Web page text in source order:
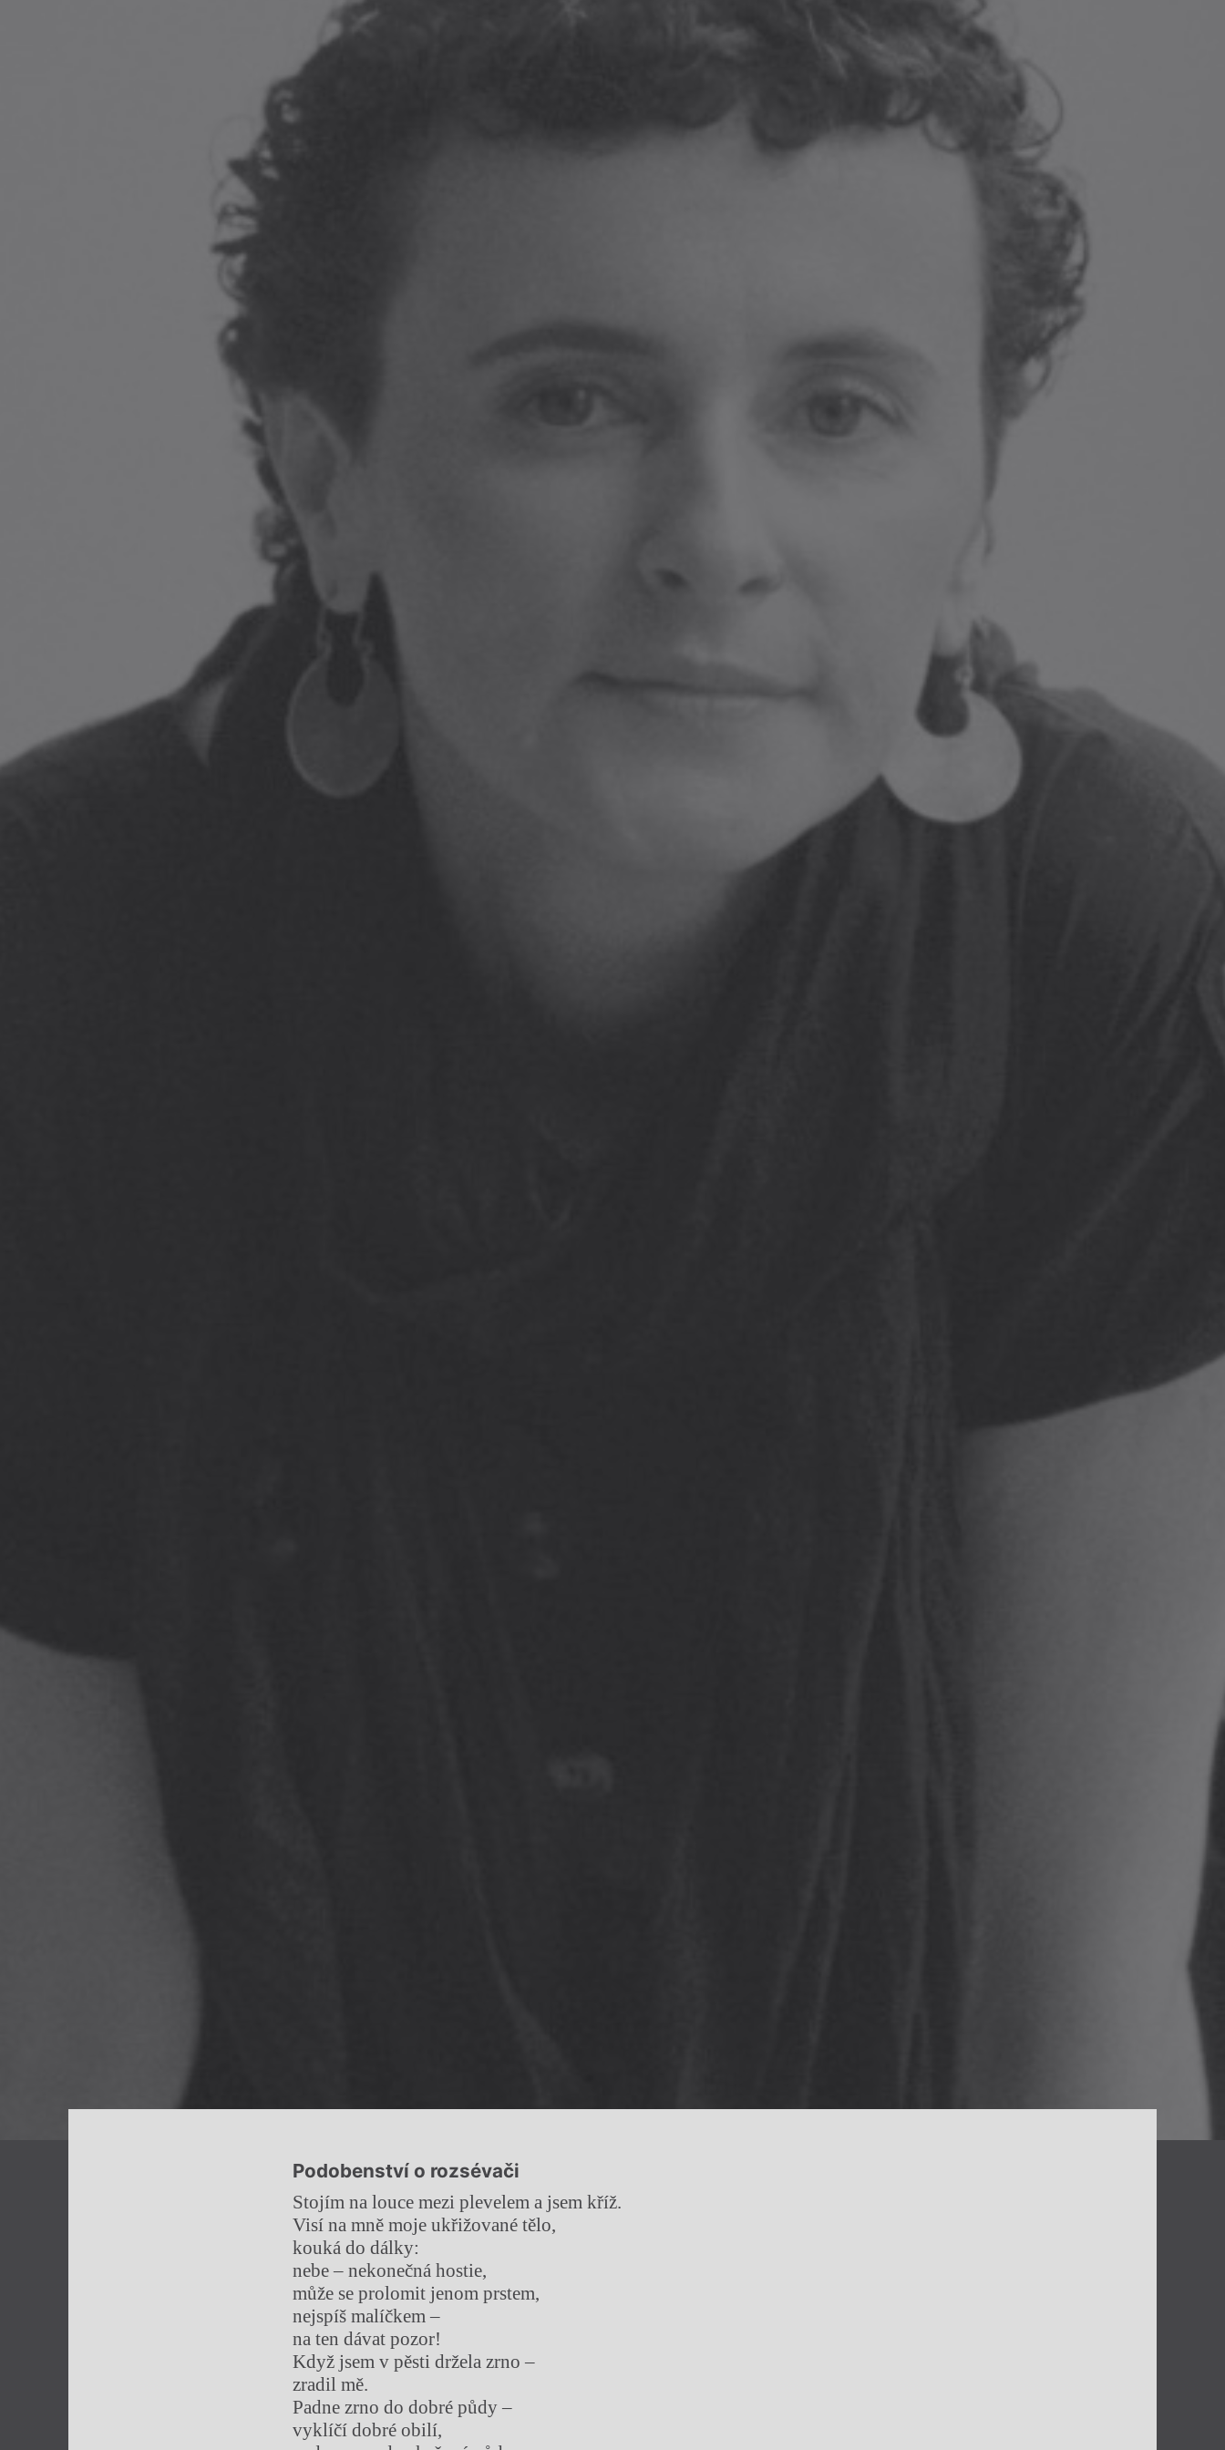
Podobenství o rozsévači
Stojím na louce mezi plevelem a jsem kříž.
Visí na mně moje ukřižované tělo,
kouká do dálky:
nebe – nekonečná hostie,
může se prolomit jenom prstem,
nejspíš malíčkem –
na ten dávat pozor!
Když jsem v pěsti držela zrno –
zradil mě.
Padne zrno do dobré půdy –
vyklíčí dobré obilí,